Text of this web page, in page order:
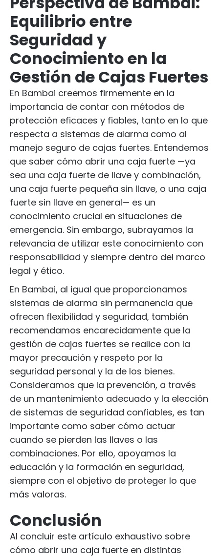
Equilibrio entre
Seguridad y
Conocimiento en la
Gestión de Cajas Fuertes
En Bambai creemos firmemente en la
importancia de contar con métodos de
protección eficaces y fiables, tanto en lo que
respecta a sistemas de alarma como al
manejo seguro de cajas fuertes. Entendemos
que saber cómo abrir una caja fuerte —ya
sea una caja fuerte de llave y combinación,
una caja fuerte pequeña sin llave, o una caja
fuerte sin llave en general— es un
conocimiento crucial en situaciones de
emergencia. Sin embargo, subrayamos la
relevancia de utilizar este conocimiento con
responsabilidad y siempre dentro del marco
legal y ético.
En Bambai, al igual que proporcionamos
sistemas de alarma sin permanencia que
ofrecen flexibilidad y seguridad, también
recomendamos encarecidamente que la
gestión de cajas fuertes se realice con la
mayor precaución y respeto por la
seguridad personal y la de los bienes.
Consideramos que la prevención, a través
de un mantenimiento adecuado y la elección
de sistemas de seguridad confiables, es tan
importante como saber cómo actuar
cuando se pierden las llaves o las
combinaciones. Por ello, apoyamos la
educación y la formación en seguridad,
siempre con el objetivo de proteger lo que
más valoras.
Conclusión
Al concluir este artículo exhaustivo sobre
cómo abrir una caja fuerte en distintas